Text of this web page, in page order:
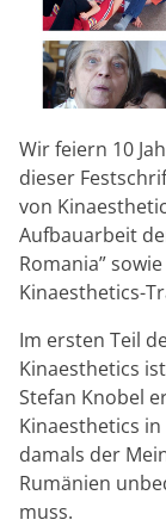
Wir feiern 10
dieser
von
Aufbauarbeit
Romania”
Kinaesthetics-
Im ersten Teil
Kinaesthetics
Stefan Knobel
Kinaesthetics
damals der
Rumänien
muss.